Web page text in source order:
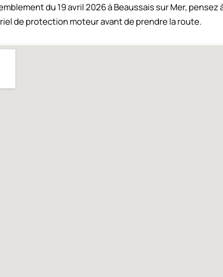
du 19 avril 2026 à Beaussais sur Mer, pensez
de protection moteur avant de prendre la route.